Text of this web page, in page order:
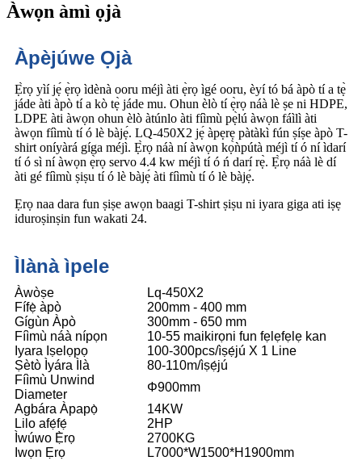
Àwọn àmì ọjà
Àpèjúwe Ọjà
Ẹ̀rọ yìí jẹ́ ẹ̀rọ ìdènà ooru méjì àti ẹ̀rọ ìgé ooru, èyí tó bá àpò tí a tẹ̀
jáde àti àpò tí a kò tẹ̀ jáde mu. Ohun èlò tí ẹ̀rọ náà lè ṣe ni HDPE,
LDPE àti àwọn ohun èlò àtúnlo àti fíìmù pẹ̀lú àwọn fáìlì àti
àwọn fíìmù tí ó lè bàjẹ́. LQ-450X2 jẹ́ àpẹrẹ pàtàkì fún ṣíṣe àpò T-
shirt oníyàrá gíga méjì. Ẹ̀rọ náà ní àwọn kọ̀ǹpútà méjì tí ó ní ìdarí
tí ó sì ní àwọn ẹ̀rọ servo 4.4 kw méjì tí ó ń darí rẹ̀. Ẹ̀rọ náà lè dí
àti gé fíìmù ṣiṣu tí ó lè bàjẹ́ àti fíìmù tí ó lè bàjẹ́.
Ẹrọ naa dara fun ṣiṣe awọn baagi T-shirt ṣiṣu ni iyara giga ati iṣẹ
iduroṣinṣin fun wakati 24.
Ìlànà ìpele
Àwòṣe
Lq-450X2
Fífẹ̀ àpò
200mm - 400 mm
Gígùn Àpò
300mm - 650 mm
Fíìmù náà nípọn
10-55 maikirọni fun fẹlẹfẹlẹ kan
Iyara Iṣelọpọ
100-300pcs/ìṣẹ́jú X 1 Line
Ṣètò Ìyára Ìlà
80-110m/ìṣẹ́jú
Fíìmù Unwind
Diameter
Φ900mm
Agbára Àpapọ̀
14KW
Lilo afẹ́fẹ́
2HP
Ìwúwo Ẹ̀rọ
2700KG
Iwọn Ẹrọ
L7000*W1500*H1900mm